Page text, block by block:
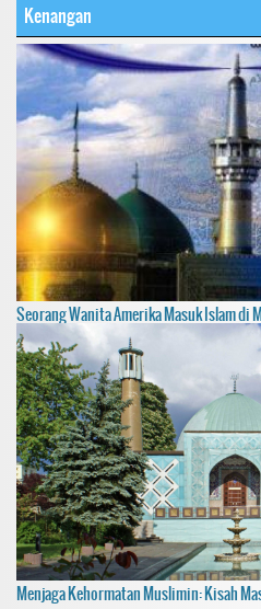
Kenangan
Seorang Wanita Amerika Masuk Islam di
Menjaga Kehormatan Muslimin: Kisah